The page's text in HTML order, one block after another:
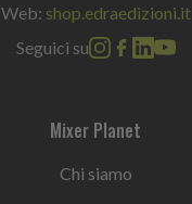
Web: shop.edraedizioni.it
Seguici su
Mixer Planet
Chi siamo